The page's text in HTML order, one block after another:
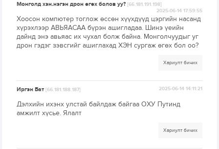
Монголд хэн.нэгэн дрон өгөх болов уу?[66.181.191.198]
2025-06-14 17:59:55
Хоосон компютер тоглож өссөн хүүхдүүд цэргийн насанд
хүрэхлээр АВЬЯАСАА бүрэн ашигладаа. Шинэ үеийн
дайнд энэ авьяас их чухал болж байна. Монголчуудыг уг
дрон гэдэг зэвсгийг ашиглахад ХЭН сургаж өгөх бол оо?
Хариулт бичих
Иргэн Бат[66.181.188.187] 2025-06-14 14:11:21
Дэлхийн ихэнх улстай байлдаж байгаа ОХУ Путинд
амжилт хүсье. Ялалт
Хариулт бичих